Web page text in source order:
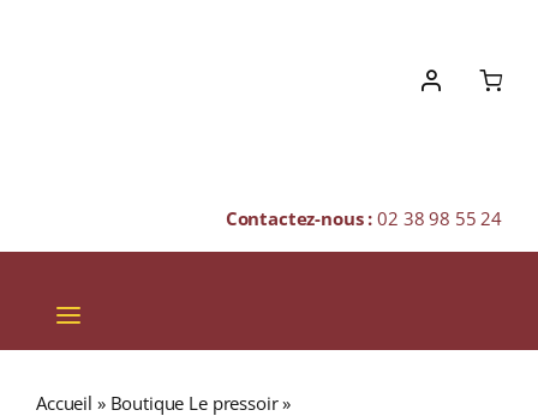
Contactez-nous :02 38 98 55 24
Toggle
Navigation
Accueil » Boutique Le pressoir»